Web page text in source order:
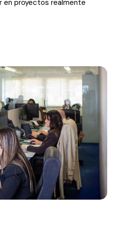
en proyectos realmente